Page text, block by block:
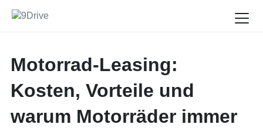
Motorrad-Leasing:
Kosten, Vorteile und
warum Motorräder immer